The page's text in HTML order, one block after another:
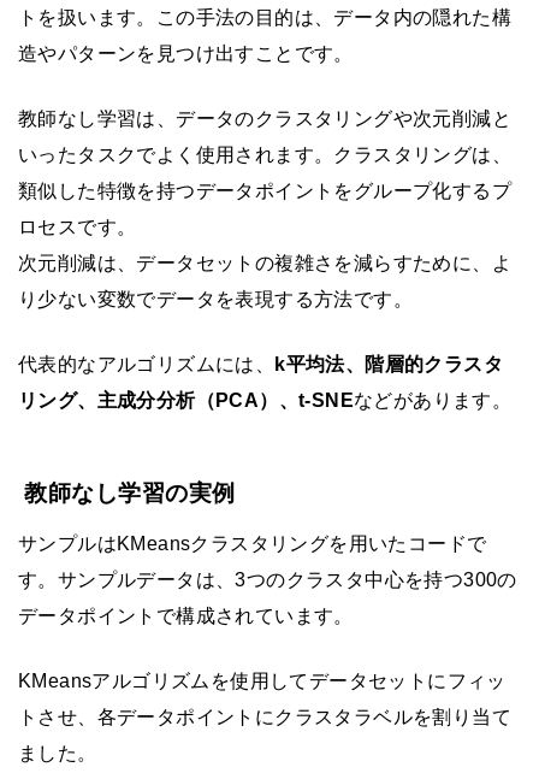
トを扱います。この手法の目的は、データ内の隠れた構
造やパターンを見つけ出すことです。
教師なし学習は、データのクラスタリングや次元削減と
いったタスクでよく使用されます。クラスタリングは、
類似した特徴を持つデータポイントをグループ化するプ
ロセスです。
次元削減は、データセットの複雑さを減らすために、よ
り少ない変数でデータを表現する方法です。
代表的なアルゴリズムには、
k平均法、階層的クラスタ
リング、主成分分析（PCA）、t-SNEなどがあります。
教師なし学習の実例
サンプルはKMeansクラスタリングを用いたコードで
す。サンプルデータは、3つのクラスタ中心を持つ300の
データポイントで構成されています。
KMeansアルゴリズムを使用してデータセットにフィッ
トさせ、各データポイントにクラスタラベルを割り当て
ました。